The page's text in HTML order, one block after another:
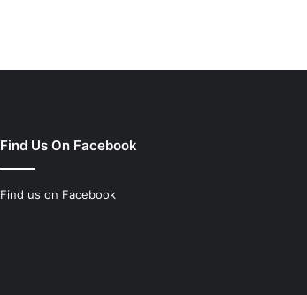
Find Us On Facebook
Find us on Facebook